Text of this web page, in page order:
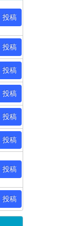
投稿
投稿
投稿
投稿
投稿
投稿
投稿
投稿